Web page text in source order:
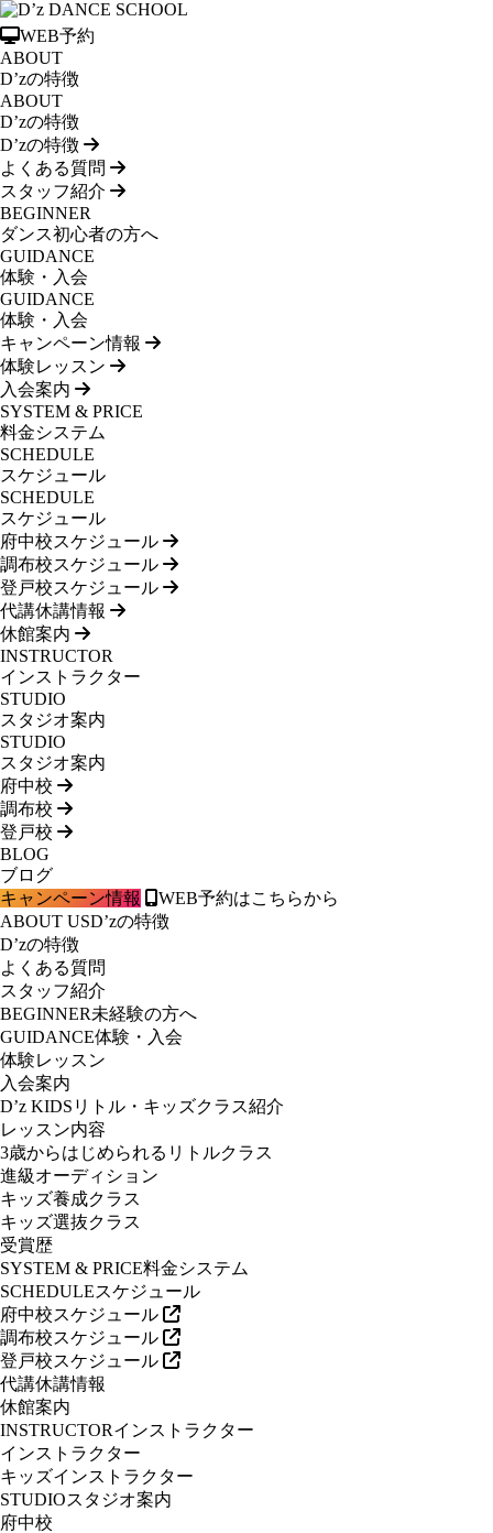
WEB予約
ABOUT
D’zの特徴
ABOUT
D’zの特徴
D’zの特徴
よくある質問
スタッフ紹介
BEGINNER
ダンス初心者の方へ
GUIDANCE
体験・入会
GUIDANCE
体験・入会
キャンペーン情報
体験レッスン
入会案内
SYSTEM & PRICE
料金システム
SCHEDULE
スケジュール
SCHEDULE
スケジュール
府中校スケジュール
調布校スケジュール
登戸校スケジュール
代講休講情報
休館案内
INSTRUCTOR
インストラクター
STUDIO
スタジオ案内
STUDIO
スタジオ案内
府中校
調布校
登戸校
BLOG
ブログ
キャンペーン情報
WEB予約はこちらから
ABOUT USD’zの特徴
D’zの特徴
よくある質問
スタッフ紹介
BEGINNER未経験の方へ
GUIDANCE体験・入会
体験レッスン
入会案内
D’z KIDS リトル・キッズクラス紹介
レッスン内容
3歳からはじめられるリトルクラス
進級オーディション
キッズ養成クラス
キッズ選抜クラス
受賞歴
SYSTEM & PRICE料金システム
SCHEDULEスケジュール
府中校スケジュール
調布校スケジュール
登戸校スケジュール
代講休講情報
休館案内
INSTRUCTORインストラクター
インストラクター
キッズインストラクター
STUDIOスタジオ案内
府中校